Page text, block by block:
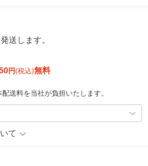
送します。
円(税込)無料
送料を当社が負担いたします。
て